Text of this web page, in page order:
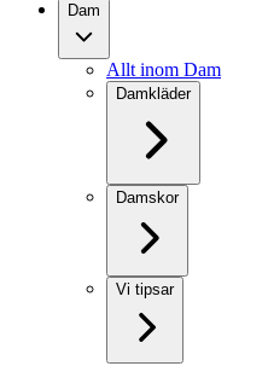
Dam
Allt inom Dam
Damkläder
Damskor
Vi tipsar